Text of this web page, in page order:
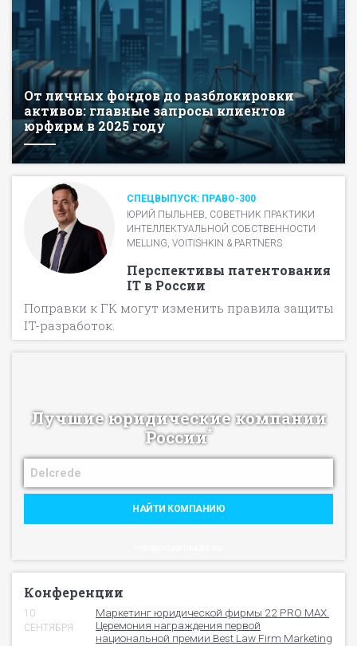
От личных фондов до разблокировки
активов: главные запросы клиентов
юрфирм в 2025 году
СПЕЦВЫПУСК: ПРАВО-300
ЮРИЙ ПЫЛЬНЕВ, СОВЕТНИК ПРАКТИКИ
ИНТЕЛЛЕКТУАЛЬНОЙ СОБСТВЕННОСТИ
MELLING, VOITISHKIN & PARTNERS
Перспективы патентования
IT в России
Поправки к ГК могут изменить правила защиты
IT-разработок.
Лучшие юридические компании
России*
НАЙТИ КОМПАНИЮ
Конференции
10
СЕНТЯБРЯ
Маркетинг юридической фирмы 22 PRO MAX.
Церемония награждения первой
национальной премии Best Law Firm Marketing